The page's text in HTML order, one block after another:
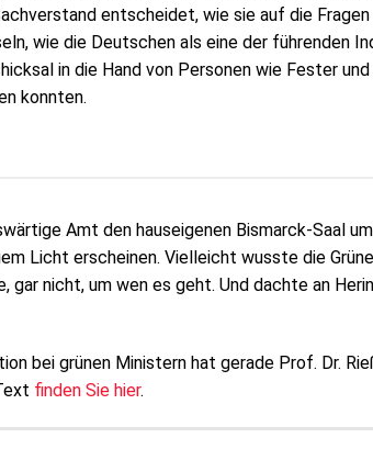
entscheidet, wie sie auf die
wie die Deutschen als eine der führenden
in die Hand von Personen wie Fester
konnten.
Amt den hauseigenen Bismarck-Saal
Licht erscheinen. Vielleicht wusste die
nicht, um wen es geht. Und dachte an
bei grünen Ministern hat gerade Prof. Dr.
finden Sie hier.